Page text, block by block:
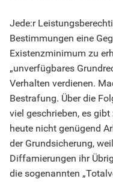
Jede:r
Bestimmungen eine
Existenzminimum zu
„unverfügbares
Verhalten verdienen.
Bestrafung. Über die
viel geschrieben, es
heute nicht genügend
der Grundsicherung,
Diffamierungen ihr
die sogenannten